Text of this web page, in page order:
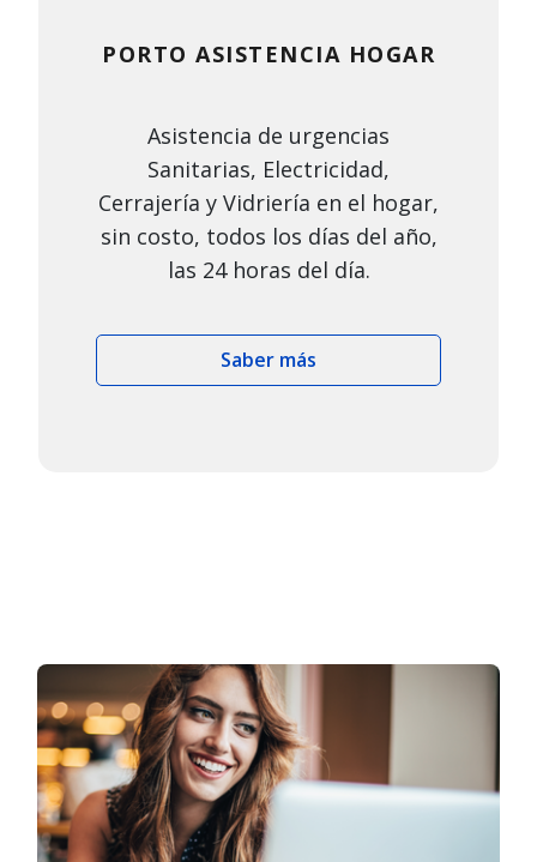
PORTO ASISTENCIA HOGAR
Asistencia de urgencias
Sanitarias, Electricidad,
Cerrajería y Vidriería en el hogar,
sin costo, todos los días del año,
las 24 horas del día.
Saber más